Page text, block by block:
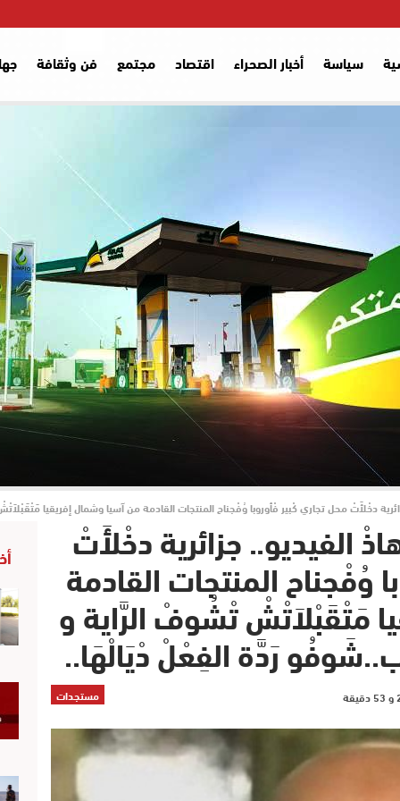
سياسة أخبار الصحراء اقتصاد مجتمع فن وثقافة
دخْلأَتْ محل تجاري كْبير فْأوروبا وُفْجناح المنتجات القادمة من آسيا وشمال إفريقيا
الفيديو.. جزائرية دخْلأَتْ
وُفْجناح المنتجات القادمة
مَتْقَبْلاَتْشْ تْشُوفْ الرَّاية و
رَدَّة الفِعْلْ دْيَالْهَا..
مستجدات